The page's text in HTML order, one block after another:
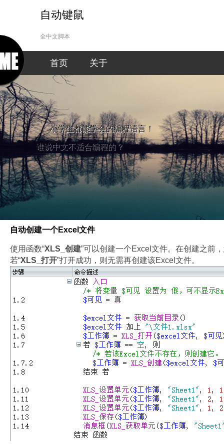
自动键鼠
全中文脚本
首页 关于
小学生都能学会的编程语言！
谁说中文不适合编程的？
自动创建一个Excel文件
使用函数“XLS_创建”可以创建一个Excel文件。在创建之前
若“XLS_打开”打开成功，则无需再创建该Excel文件。